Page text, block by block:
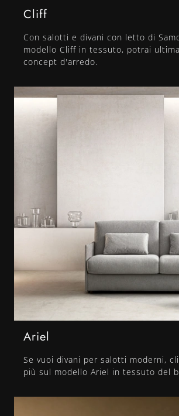
Cliff
Con salotti e divani con letto di
modello Cliff in tessuto, potrai
concept d'arredo.
Ariel
Se vuoi divani per salotti moderni,
più sul modello Ariel in tessuto del